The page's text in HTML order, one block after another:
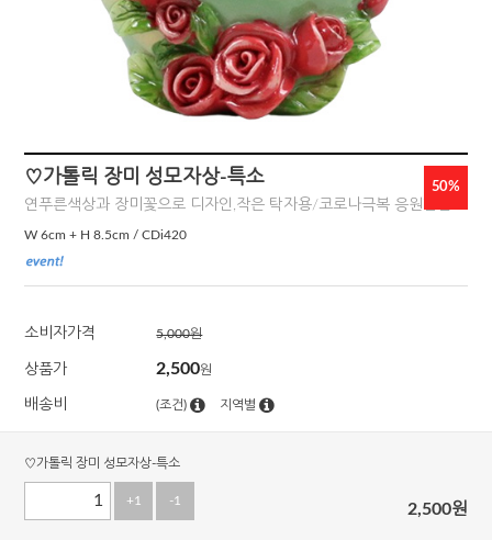
♡가톨릭 장미 성모자상-특소
연푸른색상과 장미꽃으로 디자인,작은 탁자용/코로나극복 응원할인
W 6cm + H 8.5cm / CDi420
50%
소비자가격 5,000원
상품가 2,500원
배송비 (조건) 지역별
♡가톨릭 장미 성모자상-특소
+1 -1 2,500원